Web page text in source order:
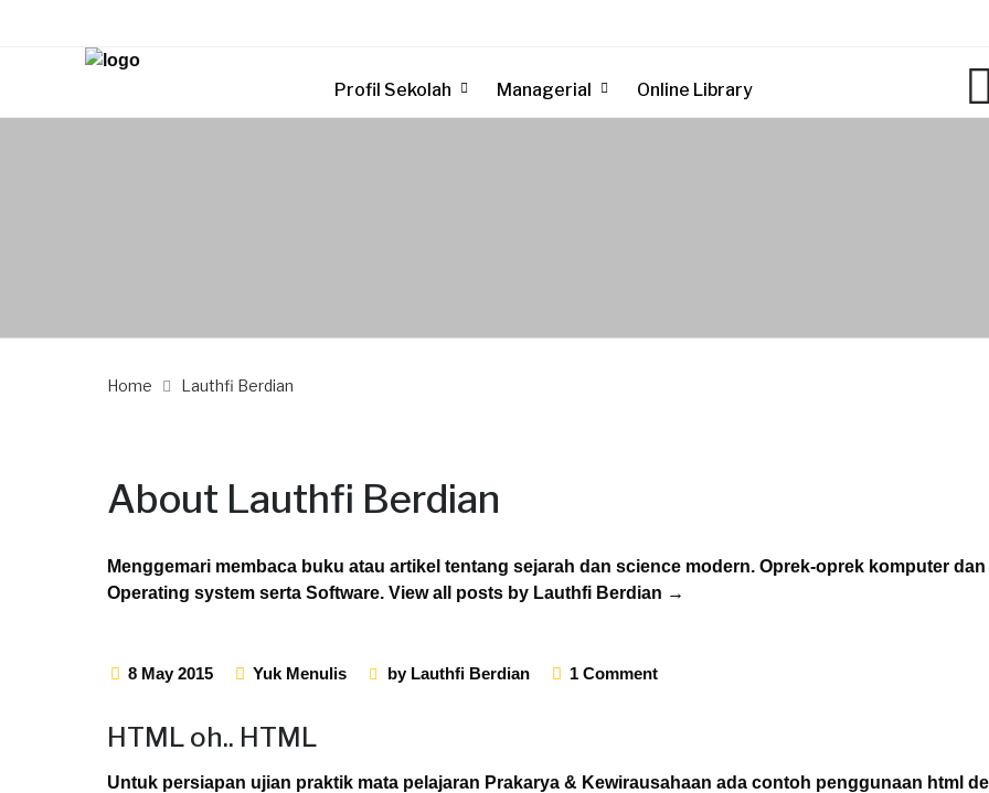
Profil Sekolah Managerial Online Library
Home Lauthfi Berdian
About Lauthfi Berdian
Menggemari membaca buku atau artikel tentang sejarah dan science modern. Oprek-oprek komputer dan
Operating system serta Software. View all posts by Lauthfi Berdian →
8 May 2015 Yuk Menulis by Lauthfi Berdian 1 Comment
HTML oh.. HTML
Untuk persiapan ujian praktik mata pelajaran Prakarya & Kewirausahaan ada contoh penggunaan html